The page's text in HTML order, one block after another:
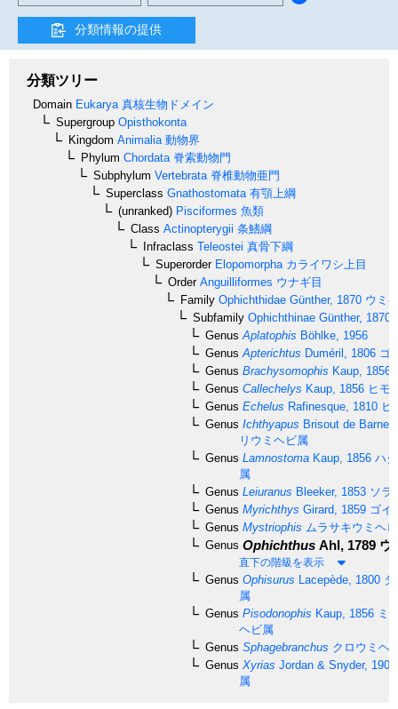
分類情報の提供
分類ツリー
Domain Eukarya 真核生物ドメイン
Supergroup Opisthokonta
Kingdom Animalia 動物界
Phylum Chordata 脊索動物門
Subphylum Vertebrata 脊椎動物亜門
Superclass Gnathostomata 有顎上綱
(unranked) Pisciformes 魚類
Class Actinopterygii 条鰭綱
Infraclass Teleostei 真骨下綱
SuperorderElopomorpha カライワシ上目
OrderAnguilliformes ウナギ目
Family Ophichthidae Günther, 1870 ウミ
Subfamily Ophichthinae Günther, 1870
Genus Aplatophis Böhlke, 1956
Genus Apterichtus Duméril, 1806 ゴ
Genus Brachysomophis Kaup, 1856
Genus Callechelys Kaup, 1856 ヒモ
Genus Echelus Rafinesque, 1810 ヒ
Genus Ichthyapus Brisout de
リウミヘビ属
Genus Lamnostoma Kaup, 1856 ハ
属
Genus Leiuranus Bleeker, 1853 ソラ
Genus Myrichthys Girard, 1859 ゴイ
Genus Mystriophis ムラサキウミヘ
Genus Ophichthus Ahl, 1789 ウ
直下の階級を表示
Genus Ophisurus Lacepède, 1800
属
Genus Pisodonophis Kaup, 1856 ミ
ヘビ属
Genus Sphagebranchus クロウミヘ
Genus Xyrias Jordan & Snyder, 1901
属